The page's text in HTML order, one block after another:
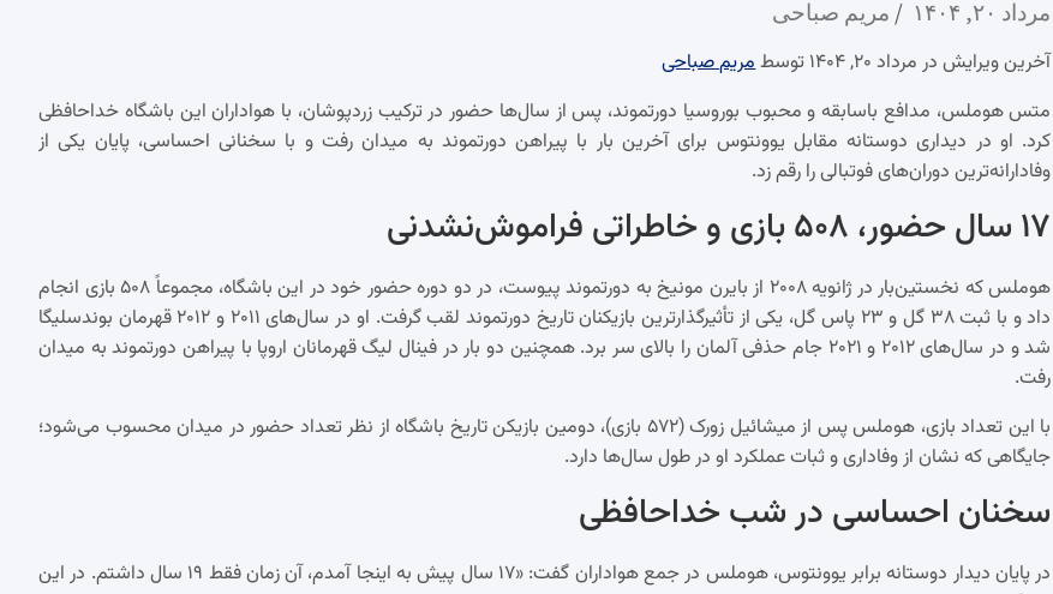
مرداد ۲۰, ۱۴۰۴ مریم صباحی
آخرین ویرایش در مرداد ۲۰, ۱۴۰۴ توسط
مریم صباحی
متس هوملس، مدافع باسابقه و محبوب بوروسیا دورتموند، پس از سال‌ها حضور در ترکیب زردپوشان، با هواداران این باشگاه خداحافظی
کرد. او در دیداری دوستانه مقابل یوونتوس برای آخرین بار با پیراهن دورتموند به میدان رفت و با سخنانی احساسی، پایان یکی از
وفادارانه‌ترین دوران‌های فوتبالی را رقم زد.
۱۷ سال حضور، ۵۰۸ بازی و خاطراتی فراموش‌نشدنی
هوملس که نخستین‌بار در ژانویه ۲۰۰۸ از بایرن مونیخ به دورتموند پیوست، در دو دوره حضور خود در این باشگاه، مجموعاً ۵۰۸ بازی انجام
داد و با ثبت ۳۸ گل و ۲۳ پاس گل، یکی از تأثیرگذارترین بازیکنان تاریخ دورتموند لقب گرفت. او در سال‌های ۲۰۱۱ و ۲۰۱۲ قهرمان بوندسلیگا
شد و در سال‌های ۲۰۱۲ و ۲۰۲۱ جام حذفی آلمان را بالای سر برد. همچنین دو بار در فینال لیگ قهرمانان اروپا با پیراهن دورتموند به میدان
رفت.
با این تعداد بازی، هوملس پس از میشائیل زورک (۵۷۲ بازی)، دومین بازیکن تاریخ باشگاه از نظر تعداد حضور در میدان محسوب می‌شود؛
جایگاهی که نشان از وفاداری و ثبات عملکرد او در طول سال‌ها دارد.
سخنان احساسی در شب خداحافظی
در پایان دیدار دوستانه برابر یوونتوس، هوملس در جمع هواداران گفت: «۱۷ سال پیش به اینجا آمدم، آن زمان فقط ۱۹ سال داشتم. در این